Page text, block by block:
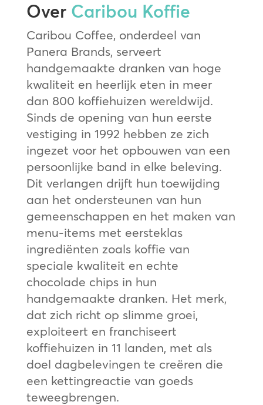
Over Caribou Koffie
Caribou Coffee, onderdeel van
Panera Brands, serveert
handgemaakte dranken van hoge
kwaliteit en heerlijk eten in meer
dan 800 koffiehuizen wereldwijd.
Sinds de opening van hun eerste
vestiging in 1992 hebben ze zich
ingezet voor het opbouwen van een
persoonlijke band in elke beleving.
Dit verlangen drijft hun toewijding
aan het ondersteunen van hun
gemeenschappen en het maken van
menu-items met eersteklas
ingrediënten zoals koffie van
speciale kwaliteit en echte
chocolade chips in hun
handgemaakte dranken. Het merk,
dat zich richt op slimme groei,
exploiteert en franchiseert
koffiehuizen in 11 landen, met als
doel dagbelevingen te creëren die
een kettingreactie van goeds
teweegbrengen.